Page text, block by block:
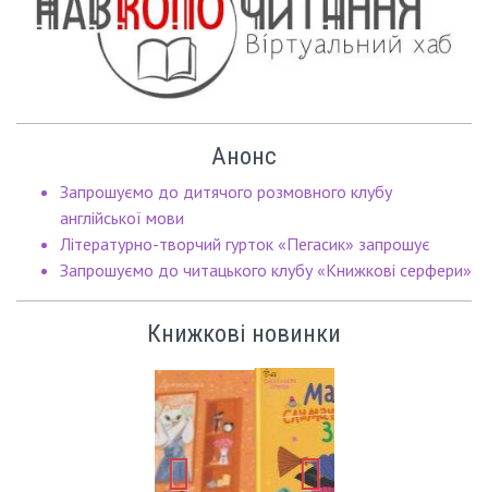
Анонс
Запрошуємо до дитячого розмовного клубу
англійської мови
Літературно-творчий гурток «Пегасик» запрошує
Запрошуємо до читацького клубу «Книжкові серфери»
Книжкові новинки